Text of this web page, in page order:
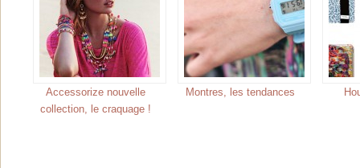
Accessorize nouvelle
collection, le craquage !
Montres, les tendances